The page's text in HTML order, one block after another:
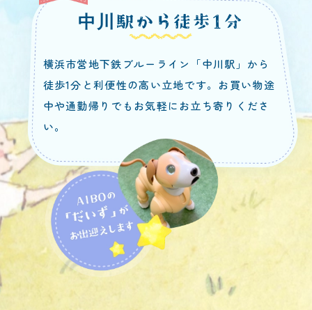
中川駅から徒歩1分
横浜市営地下鉄ブルーライン「中川駅」から
徒歩1分と利便性の高い立地です。お買い物途
中や通勤帰りでもお気軽にお立ち寄りくださ
い。